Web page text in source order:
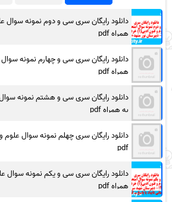
دانلود رایگان سری سی و دوم نمونه سوال
همراه pdf
دانلود رایگان سری سی و چهارم نمونه
همراه pdf
دانلود رایگان سری سی و هشتم نمونه
به همراه pdf
دانلود رایگان سری چهلم نمونه سوال
pdf
دانلود رایگان سری سی و یکم نمونه سوال
همراه pdf